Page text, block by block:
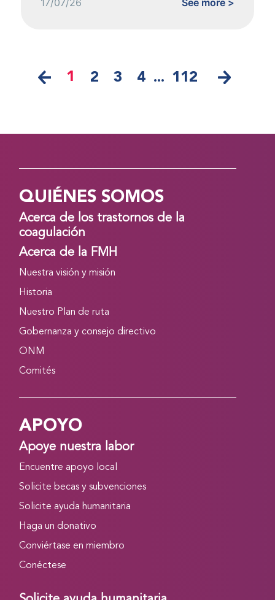
1 2 3 4 ... 112
QUIÉNES SOMOS
Acerca de los trastornos de la
coagulación
Acerca de la FMH
Nuestra visión y misión
Historia
Nuestro Plan de ruta
Gobernanza y consejo directivo
ONM
Comités
APOYO
Apoye nuestra labor
Encuentre apoyo local
Solicite becas y subvenciones
Solicite ayuda humanitaria
Haga un donativo
Conviértase en miembro
Conéctese